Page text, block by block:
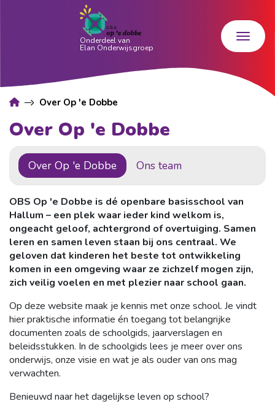
Over Op 'e Dobbe
Over Op 'e Dobbe
Over Op 'e Dobbe Ons team
OBS Op 'e Dobbe is dé openbare basisschool van
Hallum – een plek waar ieder kind welkom is,
ongeacht geloof, achtergrond of overtuiging. Samen
leren en samen leven staan bij ons centraal. We
geloven dat kinderen het beste tot ontwikkeling
komen in een omgeving waar ze zichzelf mogen zijn,
zich veilig voelen en met plezier naar school gaan.
Op deze website maak je kennis met onze school. Je vindt
hier praktische informatie én toegang tot belangrijke
documenten zoals de schoolgids, jaarverslagen en
beleidsstukken. In de schoolgids lees je meer over ons
onderwijs, onze visie en wat je als ouder van ons mag
verwachten.
Benieuwd naar het dagelijkse leven op school?